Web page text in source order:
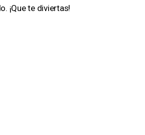
¡Que te diviertas!